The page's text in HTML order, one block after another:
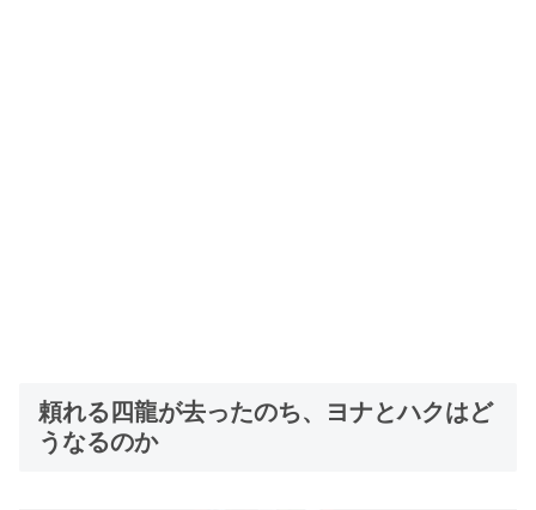
頼れる四龍が去ったのち、ヨナとハクはど
うなるのか